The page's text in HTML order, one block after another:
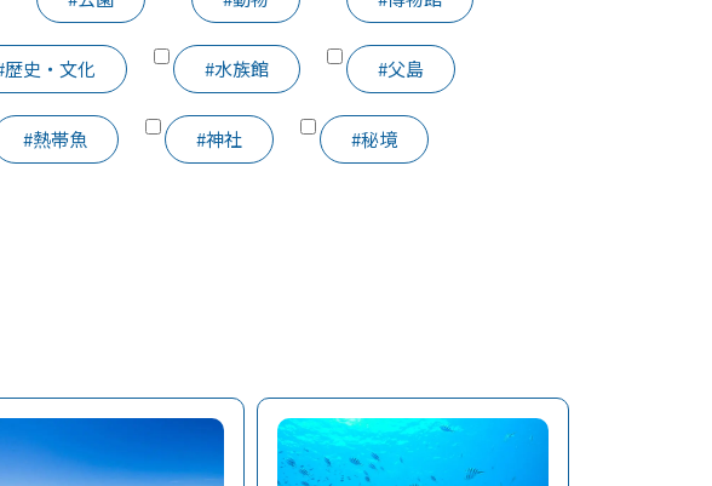
歴史・文化 #水族館 #父島
#熱帯魚 #神社 #秘境